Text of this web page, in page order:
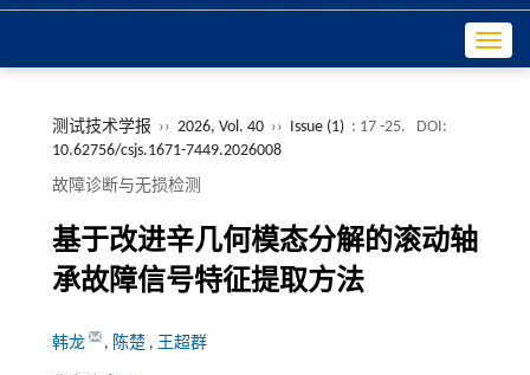
测试技术学报 ›› 2026, Vol. 40 ›› Issue (1) : 17 -25.
DOI:
10.62756/csjs.1671-7449.2026008
故障诊断与无损检测
基于改进辛几何模态分解的滚动轴
承故障信号特征提取方法
韩龙 , 陈楚 , 王超群